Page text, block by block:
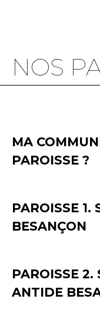
NOS
MA
PAROISSE ?
PAROISSE 1.
BESANÇON
PAROISSE 2.
ANTIDE